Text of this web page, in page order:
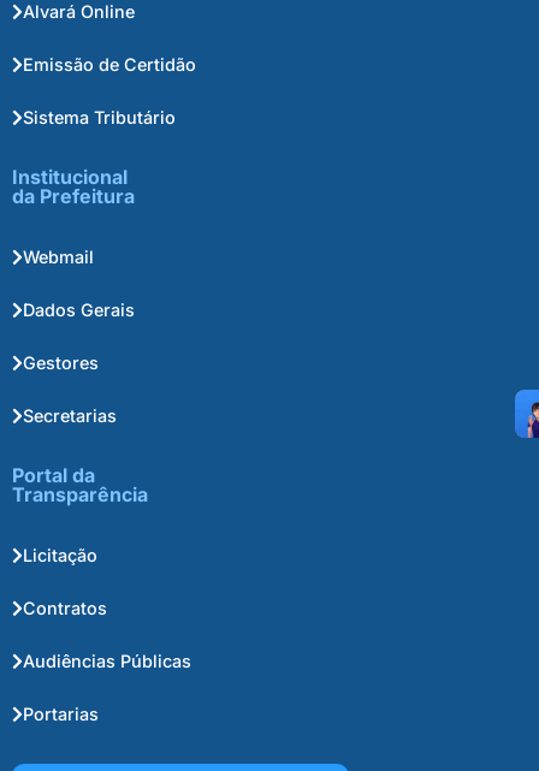
Alvará Online
Emissão de Certidão
Sistema Tributário
Institucional
da Prefeitura
Webmail
Dados Gerais
Gestores
Secretarias
Portal da
Transparência
Licitação
Contratos
Audiências Públicas
Portarias